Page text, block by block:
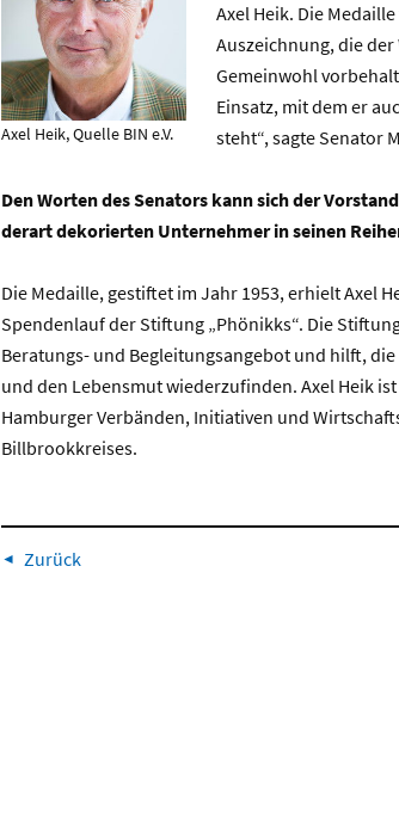
Axel Heik, Quelle BIN e.V.
Axel Heik. Die
Auszeichnung, die
Gemeinwohl
Einsatz, mit dem er
steht“, sagte Senator
Den Worten des Senators kann sich der
derart dekorierten Unternehmer in seinen
Die Medaille, gestiftet im Jahr 1953, erhielt Axel
Spendenlauf der Stiftung „Phönikks“. Die
Beratungs- und Begleitungsangebot und hilft,
und den Lebensmut wiederzufinden. Axel Heik
Hamburger Verbänden, Initiativen und
Billbrookkreises.
Zurück